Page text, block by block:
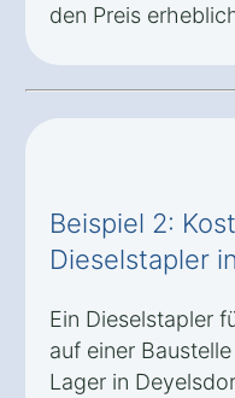
den Preis
Beispiel 2:
Dieselstapler
Ein Dieselstapler
auf einer
Lager in